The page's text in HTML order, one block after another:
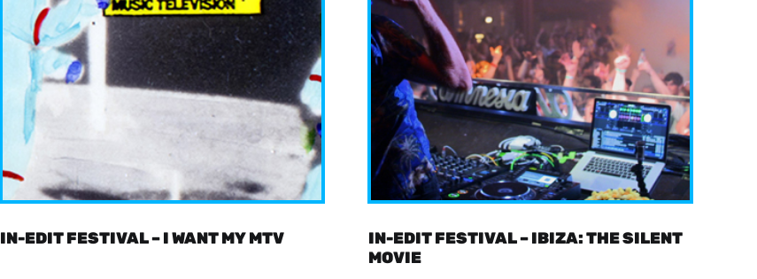
IN-EDIT FESTIVAL – I WANT MY MTV
IN-EDIT FESTIVAL – IBIZA: THE SILENT
MOVIE